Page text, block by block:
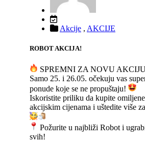
Akcije , AKCIJE
ROBOT AKCIJA!
SPREMNI ZA NOVU
Samo 25. i 26.05. očekuju vas
ponude koje se ne propuštaju!
Iskoristite priliku da kupite
akcijskim cijenama i uštedite više
Požurite u najbliži Robot i
svih!